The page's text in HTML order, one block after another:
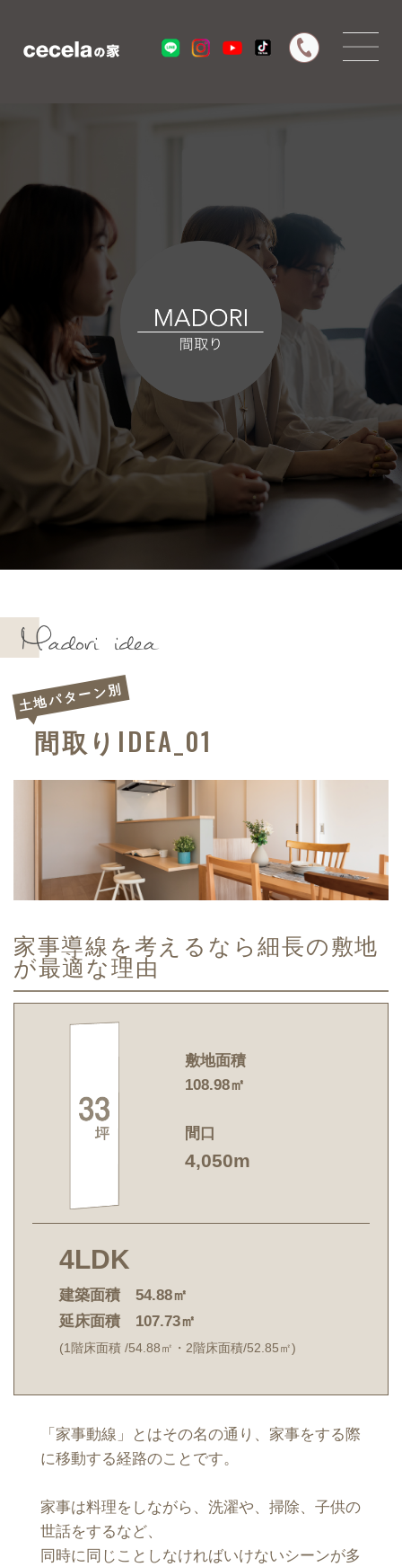
土地パターン別
間取り IDEA_01
家事導線を考えるなら細長の敷地
が最適な理由
敷地面積
108.98㎡
間口
4,050m
4LDK
建築面積 54.88㎡
延床面積 107.73㎡
(1階床面積 /54.88㎡・2階床面積/52.85㎡)
「家事動線」とはその名の通り、家事をする際
に移動する経路のことです。
家事は料理をしながら、洗濯や、掃除、子供の
世話をするなど、
同時に同じことしなければいけないシーンが多